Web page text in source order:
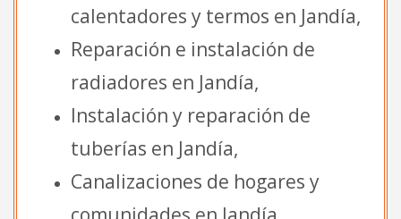
calentadores y termos en Jandía,
Reparación e instalación de
radiadores en Jandía,
Instalación y reparación de
tuberías en Jandía,
Canalizaciones de hogares y